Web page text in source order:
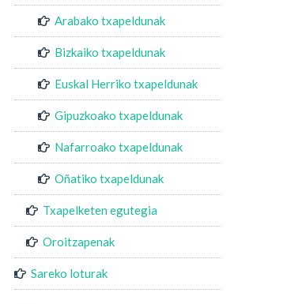
Arabako txapeldunak
Bizkaiko txapeldunak
Euskal Herriko txapeldunak
Gipuzkoako txapeldunak
Nafarroako txapeldunak
Oñatiko txapeldunak
Txapelketen egutegia
Oroitzapenak
Sareko loturak